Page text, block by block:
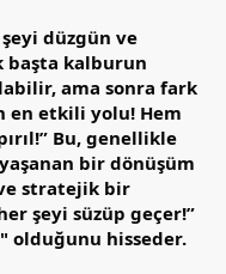
düzgün ve
başta kalburun
ama sonra fark
en etkili yolu! Hem
Bu, genellikle
bir dönüşüm
stratejik bir
şeyi süzüp geçer!”
olduğunu hisseder.